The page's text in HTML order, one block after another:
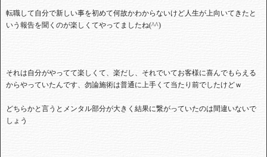
転職して自分で新しい事を初めて何故かわからないけど人生が上向いてきたと
いう報告を聞くのが楽しくてやってましたね(^^)
それは自分がやってて楽しくて、楽だし、それでいてお客様に喜んでもらえる
からやっていたんです、勿論施術は普通に上手くて当たり前でしたけどｗ
どちらかと言うとメンタル部分が大きく結果に繋がっていたのは間違いないで
しょう